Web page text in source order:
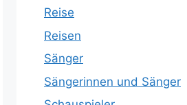
Reise
Reisen
Sänger
Sängerinnen und Sänger